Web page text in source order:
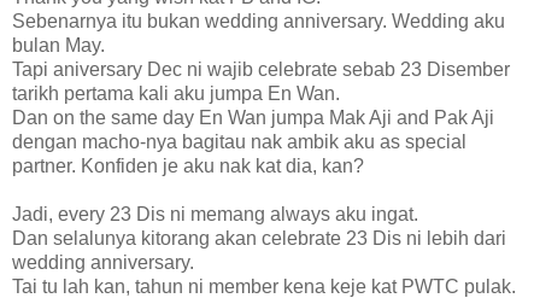
Sebenarnya itu bukan wedding anniversary. Wedding aku
bulan May.
Tapi aniversary Dec ni wajib celebrate sebab 23 Disember
tarikh pertama kali aku jumpa En Wan.
Dan on the same day En Wan jumpa Mak Aji and Pak Aji
dengan macho-nya bagitau nak ambik aku as special
partner. Konfiden je aku nak kat dia, kan?
Jadi, every 23 Dis ni memang always aku ingat.
Dan selalunya kitorang akan celebrate 23 Dis ni lebih dari
wedding anniversary.
Tai tu lah kan, tahun ni member kena keje kat PWTC pulak.